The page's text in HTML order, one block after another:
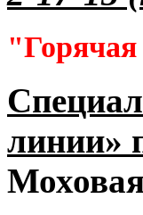
линии»